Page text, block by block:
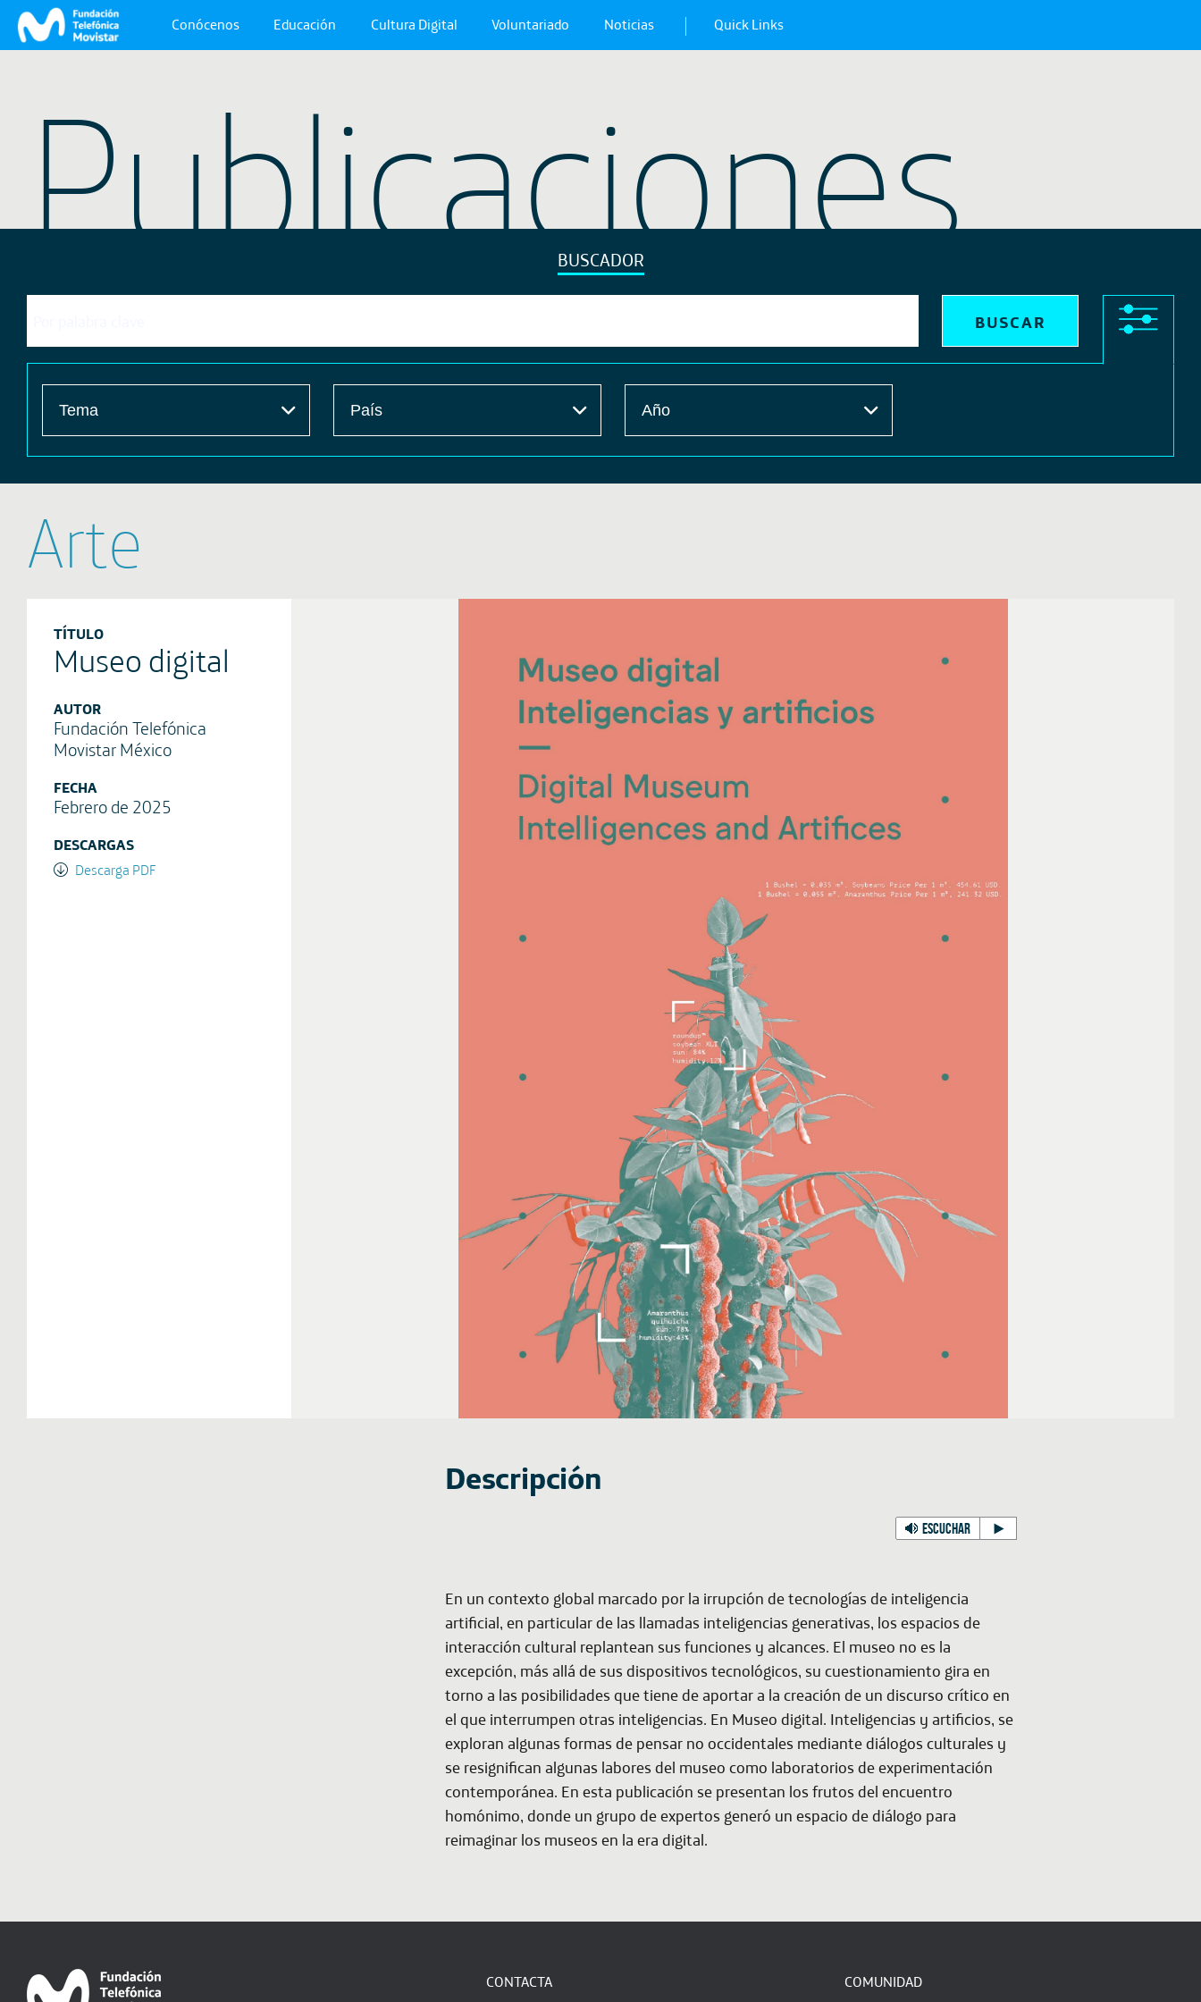
Conócenos Educación Cultura Digital Voluntariado Noticias Quick Links
Publicaciones
BUSCADOR
Arte
TÍTULO
Museo digital
AUTOR
Fundación Telefónica
Movistar México
FECHA
Febrero de 2025
DESCARGAS
Descarga PDF
Descripción
ESCUCHAR
En un contexto global marcado por la irrupción de tecnologías de inteligencia
artificial, en particular de las llamadas inteligencias generativas, los espacios de
interacción cultural replantean sus funciones y alcances. El museo no es la
excepción, más allá de sus dispositivos tecnológicos, su cuestionamiento gira en
torno a las posibilidades que tiene de aportar a la creación de un discurso crítico en
el que interrumpen otras inteligencias. En Museo digital. Inteligencias y artificios, se
exploran algunas formas de pensar no occidentales mediante diálogos culturales y
se resignifican algunas labores del museo como laboratorios de experimentación
contemporánea. En esta publicación se presentan los frutos del encuentro
homónimo, donde un grupo de expertos generó un espacio de diálogo para
reimaginar los museos en la era digital.
CONTACTA COMUNIDAD